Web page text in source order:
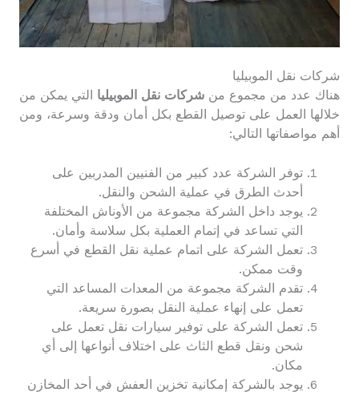
شركات نقل الموبيليا
هناك عدد من مجموع من شركات نقل الموبيليا التي يمكن من
خلالها العمل على توصيل القطع بكل أمان ودقة وسرعة، ومن
أهم مواصفاتها التالي:
توفر الشركة عدد كبير من الفنيين المدربين على
أحدث الطرق في عملية الشحن والنقل.
يوجد داخل الشركة مجموعة من الأوناش المختلفة
التي تساعد في إتمام العملية بكل سلاسة وأمان.
تعمل الشركة على اتمام عملية نقل القطع في أسرع
وقت ممكن.
تقدم الشركة مجموعة من المعدات المساعد التي
تعمل على إنهاء عملية النقل بصورة سريعة.
تعمل الشركة على توفير سيارات نقل تعمل على
شحن ونقل قطع الثاث على اختلاف أنواعها إلى أي
مكان.
يوجد بالشركة إمكانية تخزين العفش في أحد المخازن